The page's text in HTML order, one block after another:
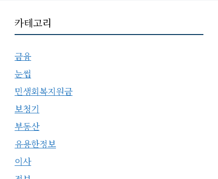
카테고리
금융
눈썹
민생회복지원금
보청기
부동산
유용한정보
이사